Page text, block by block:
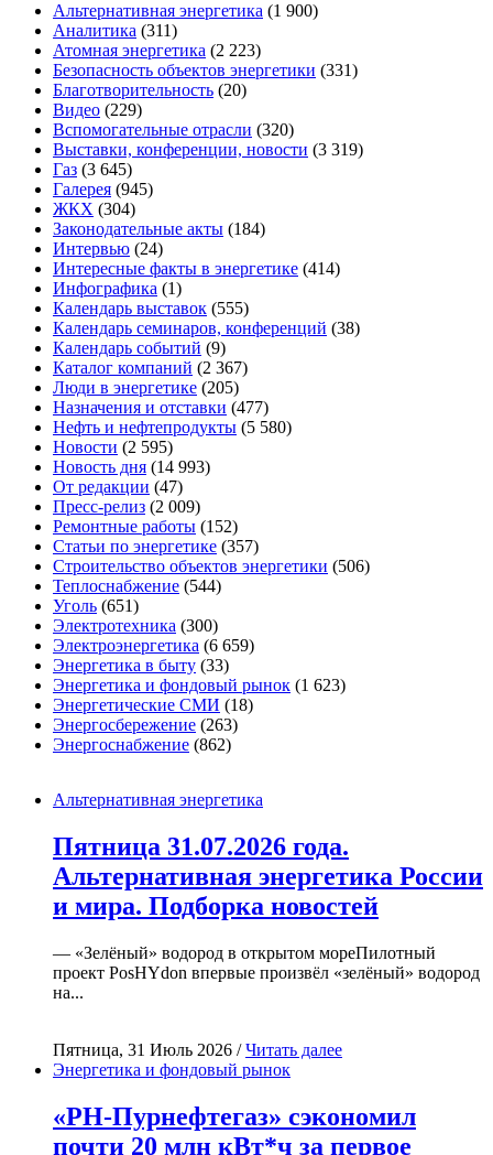
Альтернативная энергетика (1 900)
Аналитика (311)
Атомная энергетика (2 223)
Безопасность объектов энергетики (331)
Благотворительность (20)
Видео (229)
Вспомогательные отрасли (320)
Выставки, конференции, новости (3 319)
Газ (3 645)
Галерея (945)
ЖКХ (304)
Законодательные акты (184)
Интервью (24)
Интересные факты в энергетике (414)
Инфографика (1)
Календарь выставок (555)
Календарь семинаров, конференций (38)
Календарь событий (9)
Каталог компаний (2 367)
Люди в энергетике (205)
Назначения и отставки (477)
Нефть и нефтепродукты (5 580)
Новости (2 595)
Новость дня (14 993)
От редакции (47)
Пресс-релиз (2 009)
Ремонтные работы (152)
Статьи по энергетике (357)
Строительство объектов энергетики (506)
Теплоснабжение (544)
Уголь (651)
Электротехника (300)
Электроэнергетика (6 659)
Энергетика в быту (33)
Энергетика и фондовый рынок (1 623)
Энергетические СМИ (18)
Энергосбережение (263)
Энергоснабжение (862)
Альтернативная энергетика
Пятница 31.07.2026 года.
Альтернативная энергетика России
и мира. Подборка новостей
— «Зелёный» водород в открытом мореПилотный
проект PosHYdon впервые произвёл «зелёный» водород
на...
Пятница, 31 Июль 2026 /Читать далее
Энергетика и фондовый рынок
«РН-Пурнефтегаз» сэкономил
почти 20 млн кВт*ч за первое